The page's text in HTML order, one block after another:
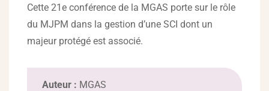
Cette 21e conférence de la MGAS porte sur le rôle
du MJPM dans la gestion d’une SCI dont un
majeur protégé est associé.
Auteur : MGAS